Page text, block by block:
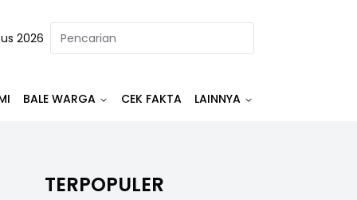
2026
BALE WARGA CEK FAKTA LAINNYA
TERPOPULER